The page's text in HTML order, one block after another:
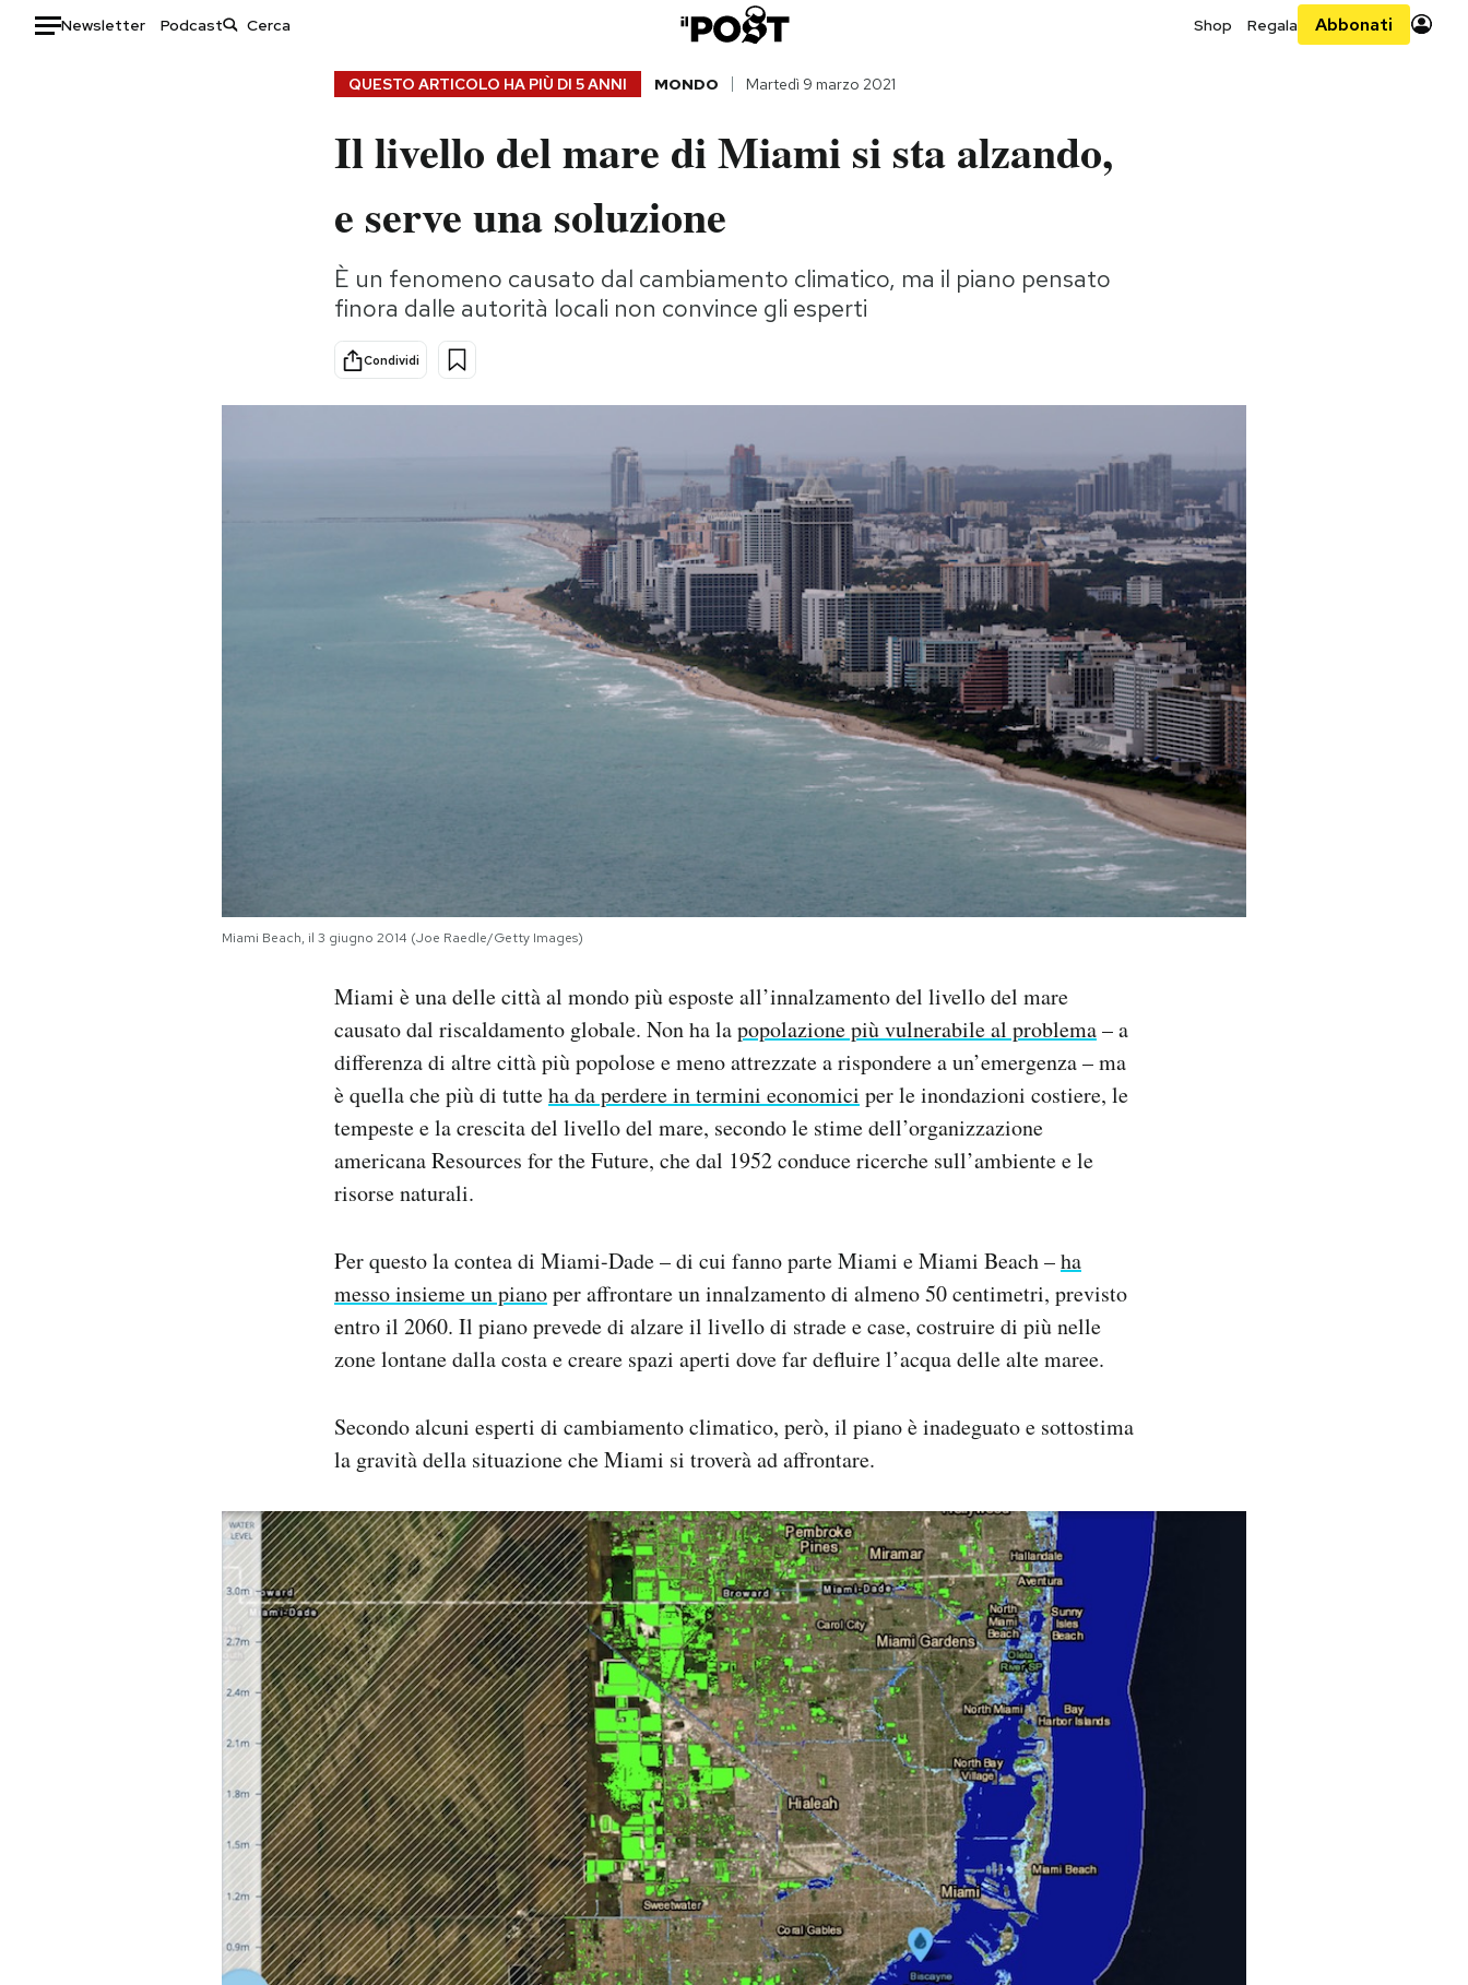
Newsletter Podcast Shop Regala Abbonati
Storie/Idee
Ok Boomer!
Altrecose
QUESTO ARTICOLO HA PIÙ DI 5 ANNI MONDO Martedì 9 marzo 2021
Il livello del mare di Miami si sta alzando,
e serve una soluzione
È un fenomeno causato dal cambiamento climatico, ma il piano pensato
finora dalle autorità locali non convince gli esperti
Condividi
Miami Beach, il 3 giugno 2014 (Joe Raedle/Getty Images)
Miami è una delle città al mondo più esposte all’innalzamento del livello del mare
causato dal riscaldamento globale. Non ha lapopolazione più vulnerabile al problema– a
differenza di altre città più popolose e meno attrezzate a rispondere a un’emergenza – ma
è quella che più di tutteha da perdere in termini economici per le inondazioni costiere, le
tempeste e la crescita del livello del mare, secondo le stime dell’organizzazione
americana Resources for the Future, che dal 1952 conduce ricerche sull’ambiente e le
risorse naturali.
Per questo la contea di Miami-Dade – di cui fanno parte Miami e Miami Beach –ha
messo insieme un pianoper affrontare un innalzamento di almeno 50 centimetri, previsto
entro il 2060. Il piano prevede di alzare il livello di strade e case, costruire di più nelle
zone lontane dalla costa e creare spazi aperti dove far defluire l’acqua delle alte maree.
Secondo alcuni esperti di cambiamento climatico, però, il piano è inadeguato e sottostima
la gravità della situazione che Miami si troverà ad affrontare.